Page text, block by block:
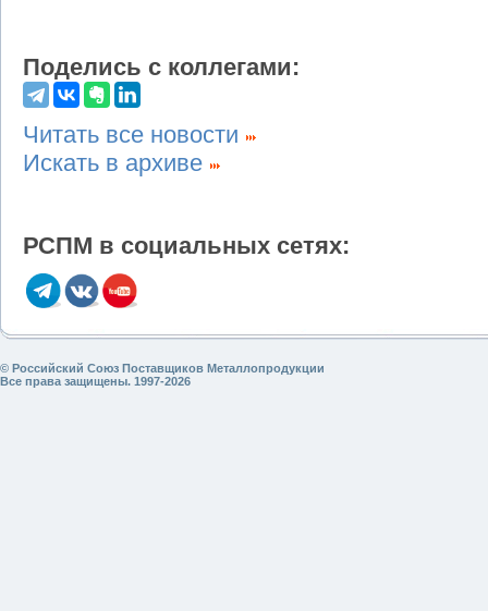
Поделись с коллегами:
Читать все новости
Искать в архиве
РСПМ в социальных сетях:
© Российский Союз Поставщиков Металлопродукции
Все права защищены. 1997-2026